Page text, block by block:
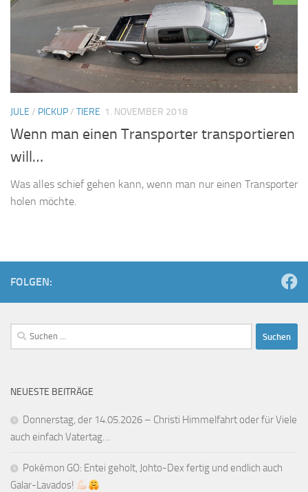
JULE / PICKUP/ TIERE 1. NOVEMBER 2018
Wenn man einen Transporter transportieren
will…
Was alles schief gehen kann, wenn man nur einen Transporter
holen möchte.
FOLGEN:
Suchen
nach:
NEUESTE BEITRÄGE
Donnerstag, der 14.05.2026 – Christi Himmelfahrt oder für Viele
auch einfach Vatertag…
Pokémon GO: Entei geholt, Johto-Dex fertig und endlich auch
Galar-Lavados!